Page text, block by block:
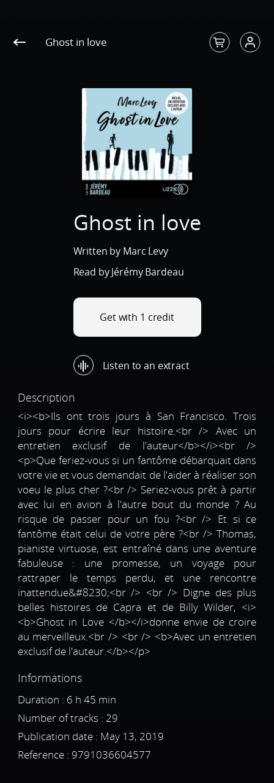
Ghost in love
Ghost in love
Written by Marc Levy
Read by Jérémy Bardeau
Get with 1 credit
Listen to an extract
Description
<i><b>Ils ont trois jours à San Francisco. Trois
jours pour écrire leur histoire.<br /> Avec un
entretien exclusif de l'auteur</b></i><br />
<p>Que feriez-vous si un fantôme débarquait dans
votre vie et vous demandait de l'aider à réaliser son
voeu le plus cher ?<br /> Seriez-vous prêt à partir
avec lui en avion à l'autre bout du monde ? Au
risque de passer pour un fou ?<br /> Et si ce
fantôme était celui de votre père ?<br /> Thomas,
pianiste virtuose, est entraîné dans une aventure
fabuleuse : une promesse, un voyage pour
rattraper le temps perdu, et une rencontre
inattendue&#8230;<br /> <br /> Digne des plus
belles histoires de Capra et de Billy Wilder, <i>
<b>Ghost in Love </b></i>donne envie de croire
au merveilleux.<br /> <br /> <b>Avec un entretien
exclusif de l'auteur.</b></p>
Informations
Duration : 6 h 45 min
Number of tracks : 29
Publication date : May 13, 2019
Reference : 9791036604577